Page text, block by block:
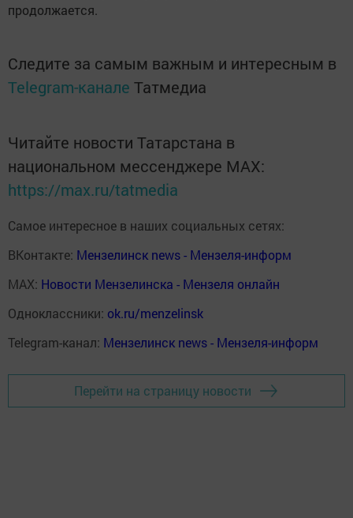
продолжается.
Следите за самым важным и интересным в
Telegram-канале Татмедиа
Читайте новости Татарстана в
национальном мессенджере MАХ:
https://max.ru/tatmedia
Самое интересное в наших социальных сетях:
ВКонтакте: Мензелинск news - Мензеля-информ
MAX: Новости Мензелинска - Мензеля онлайн
Одноклассники: ok.ru/menzelinsk
Telegram-канал: Мензелинск news - Мензеля-информ
Перейти на страницу новости